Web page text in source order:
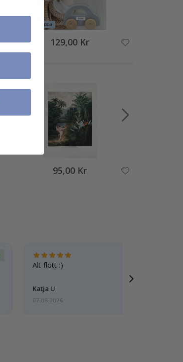
129,00 Kr
95,00 Kr
Alt flott :)
Katja U
07.08.2026